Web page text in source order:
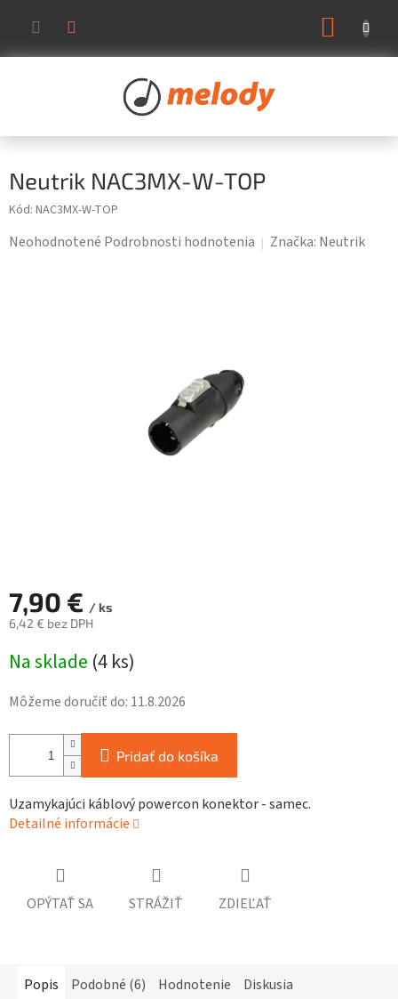
obsah
Neutrik NAC3MX-W-TOP
Kód: NAC3MX-W-TOP
Priemerné
Neohodnotené Podrobnosti hodnotenia Značka: Neutrik
7,90 € / ks
6,42 € bez DPH
cena:
Na sklade (4 ks)
Môžeme doručiť do: 11.8.2026
Pridať do košíka
Uzamykajúci káblový powercon konektor - samec.
Detailné informácie
OPÝTAŤ SA STRÁŽIŤ ZDIEĽAŤ
Popis Podobné (6) Hodnotenie Diskusia